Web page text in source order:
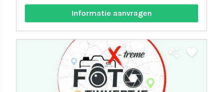
Informatie aanvragen
share favorite